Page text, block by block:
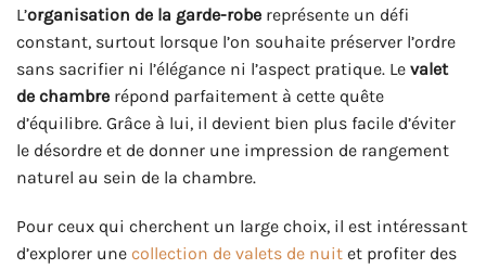
L’organisation de la garde-robe représente un défi
constant, surtout lorsque l’on souhaite préserver l’ordre
sans sacrifier ni l’élégance ni l’aspect pratique. Le valet
de chambre répond parfaitement à cette quête
d’équilibre. Grâce à lui, il devient bien plus facile d’éviter
le désordre et de donner une impression de rangement
naturel au sein de la chambre.
Pour ceux qui cherchent un large choix, il est intéressant
d’explorer une collection de valets de nuit et profiter des